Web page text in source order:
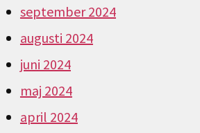
september 2024
augusti 2024
juni 2024
maj 2024
april 2024